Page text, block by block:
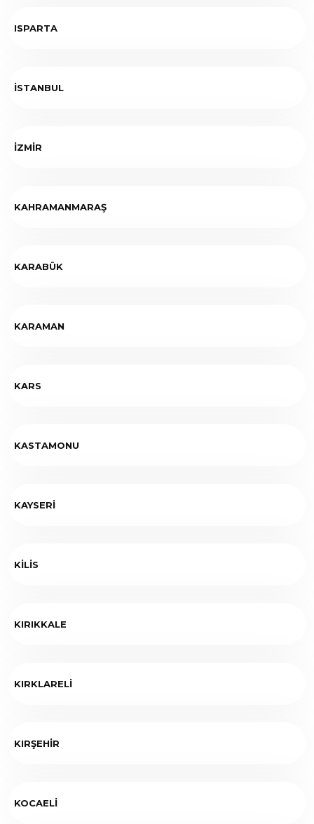
ISPARTA
İSTANBUL
İZMİR
KAHRAMANMARAŞ
KARABÜK
KARAMAN
KARS
KASTAMONU
KAYSERİ
KİLİS
KIRIKKALE
KIRKLARELİ
KIRŞEHİR
KOCAELİ